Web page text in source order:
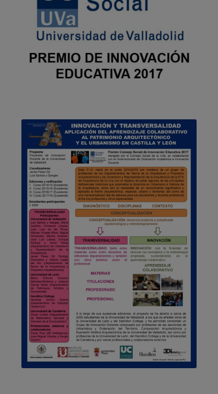
Premio Consejo Social de
Innovación Educativa 2017
Póster del XXII Congreso
Nacional de Historia del Arte
(2018)